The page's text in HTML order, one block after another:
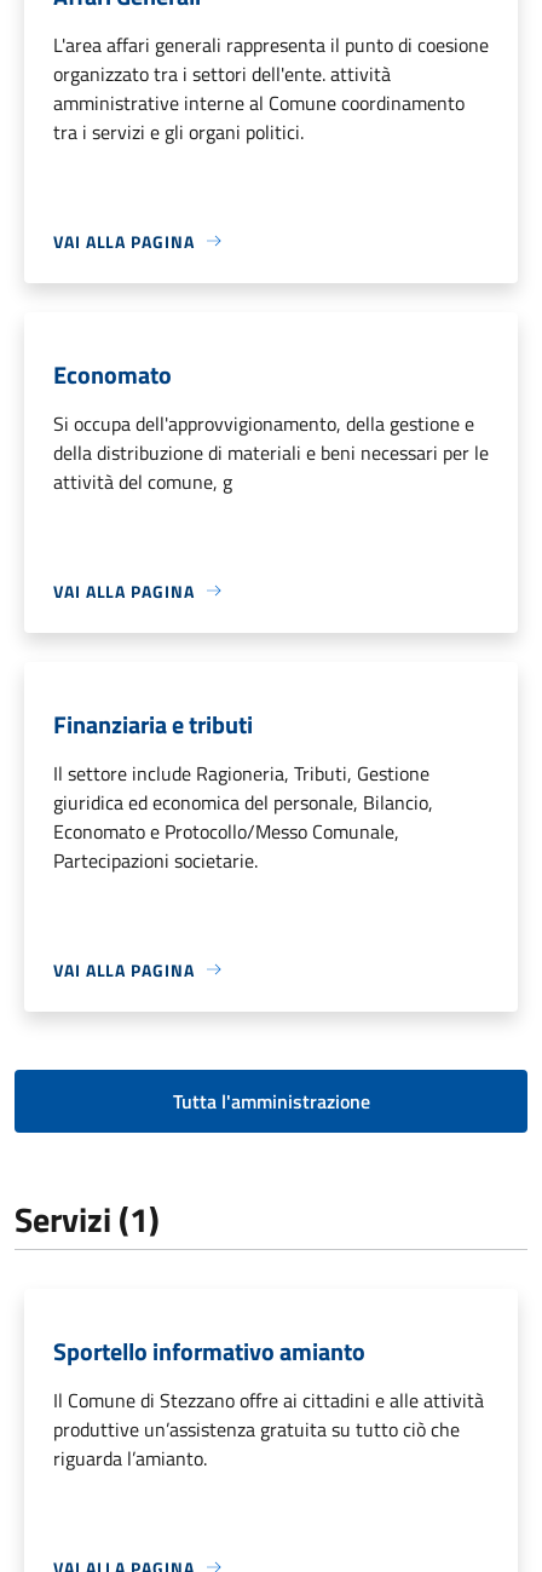
L'area affari generali rappresenta il punto di coesione
organizzato tra i settori dell'ente. attività
amministrative interne al Comune coordinamento
tra i servizi e gli organi politici.
VAI ALLA PAGINA
Economato
Si occupa dell'approvvigionamento, della gestione e
della distribuzione di materiali e beni necessari per le
attività del comune, g
VAI ALLA PAGINA
Finanziaria e tributi
Il settore include Ragioneria, Tributi, Gestione
giuridica ed economica del personale, Bilancio,
Economato e Protocollo/Messo Comunale,
Partecipazioni societarie.
VAI ALLA PAGINA
Tutta l'amministrazione
Servizi (1)
Sportello informativo amianto
Il Comune di Stezzano offre ai cittadini e alle attività
produttive un’assistenza gratuita su tutto ciò che
riguarda l’amianto.